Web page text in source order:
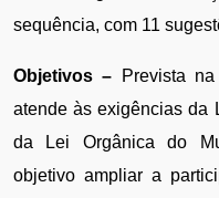
sequência, com 11
Objetivos –
Prevista
atende às exigências da
da Lei Orgânica do
objetivo ampliar a